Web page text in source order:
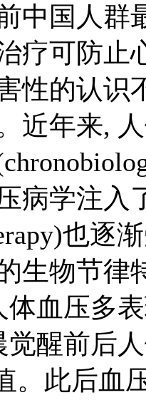
中国人群
疗可防止
性的认识
近年来,
病学注入
也逐
生物节律
体血压多
觉醒前后
。此后血